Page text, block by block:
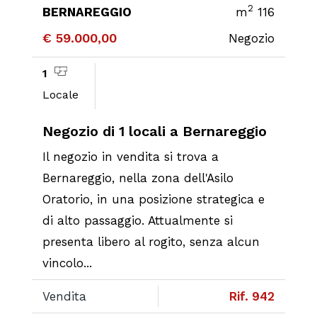
BERNAREGGIO m2 116
€ 59.000,00 Negozio
1
Locale
Negozio di 1 locali a Bernareggio
Il negozio in vendita si trova a
Bernareggio, nella zona dell'Asilo
Oratorio, in una posizione strategica e
di alto passaggio. Attualmente si
presenta libero al rogito, senza alcun
vincolo...
Vendita Rif. 942